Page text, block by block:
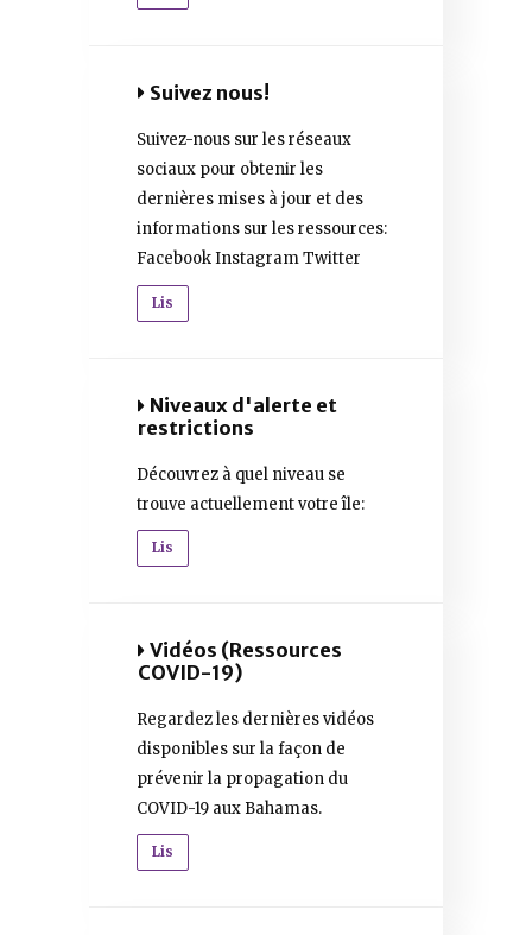
Suivez nous!
Suivez-nous sur les réseaux
sociaux pour obtenir les
dernières mises à jour et des
informations sur les ressources:
Facebook Instagram Twitter
Lis
Niveaux d'alerte et
restrictions
Découvrez à quel niveau se
trouve actuellement votre île:
Lis
Vidéos (Ressources
COVID-19)
Regardez les dernières vidéos
disponibles sur la façon de
prévenir la propagation du
COVID-19 aux Bahamas.
Lis